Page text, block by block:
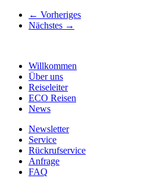
← Vorheriges
Nächstes →
Willkommen
Über uns
Reiseleiter
ECO Reisen
News
Newsletter
Service
Rückrufservice
Anfrage
FAQ